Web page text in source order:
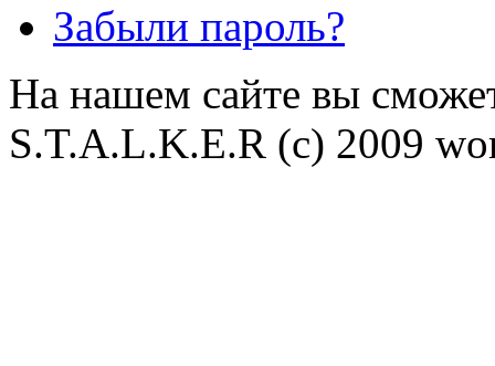
Забыли пароль?
На нашем сайте вы
S.T.A.L.K.E.R (с) 2009